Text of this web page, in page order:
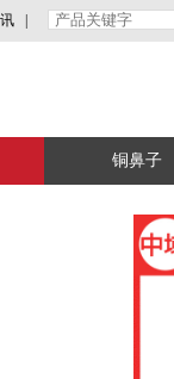
铜鼻子